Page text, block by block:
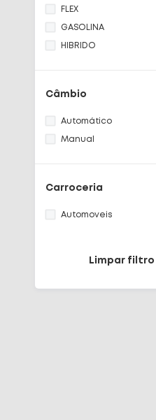
RENEGADE
SPORTAGE
RAMPAGE
TAOS
FLEX
GASOLINA
HIBRIDO
Câmbio
Automático
Manual
Carroceria
Automoveis
Limpar filtro